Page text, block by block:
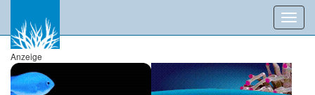
Anzeige